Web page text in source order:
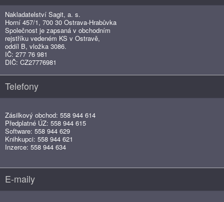
Nakladatelství Sagit, a. s.
Horní 457/1, 700 30 Ostrava-Hrabůvka
Společnost je zapsaná v obchodním
rejstříku vedeném KS v Ostravě,
oddíl B, vložka 3086.
IČ: 277 76 981
DIČ: CZ27776981
Telefony
Zásilkový obchod: 558 944 614
Předplatné ÚZ: 558 944 615
Software: 558 944 629
Knihkupci: 558 944 621
Inzerce: 558 944 634
E-maily